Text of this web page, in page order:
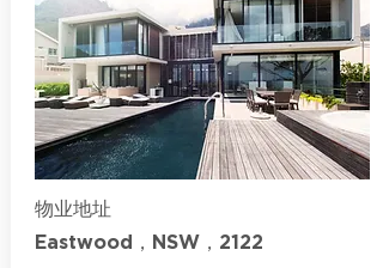
物业地址
Eastwood，NSW，2122